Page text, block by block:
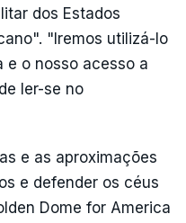
dos Estados
"Iremos utilizá-lo
e o nosso acesso a
ler-se no
e as aproximações
e defender os céus
Dome for America